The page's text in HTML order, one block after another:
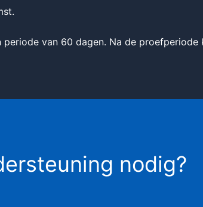
van 60 dagen. Na de proefperiode
nodig?